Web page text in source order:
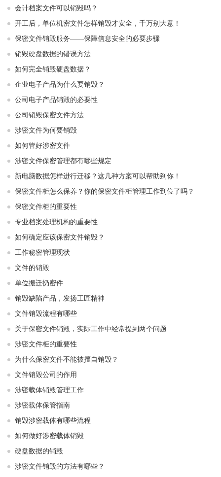
会计档案文件可以销毁吗？
开工后，单位机密文件怎样销毁才安全，千万别大意！
保密文件销毁服务——保障信息安全的必要步骤
销毁硬盘数据的错误方法
如何完全销毁硬盘数据？
企业电子产品为什么要销毁？
公司电子产品销毁的必要性
公司销毁保密文件方法
涉密文件为何要销毁
如何管好涉密文件
涉密文件保密管理都有哪些规定
新电脑数据怎样进行迁移？这几种方案可以帮助到你！
保密文件柜怎么保养？你的保密文件柜管理工作到位了吗？
保密文件柜的重要性
专业档案处理机构的重要性
如何确定应该保密文件销毁？
工作秘密管理现状
文件的销毁
单位搬迁扔密件
销毁缺陷产品，发扬工匠精神
文件销毁流程有哪些
关于保密文件销毁，实际工作中经常提到两个问题
涉密文件柜的重要性
为什么保密文件不能被擅自销毁？
文件销毁公司的作用
涉密载体销毁管理工作
涉密载体保管指南
销毁涉密载体有哪些流程
如何做好涉密载体销毁
硬盘数据的销毁
涉密文件销毁的方法有哪些？